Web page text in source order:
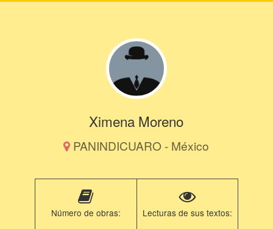
Ximena Moreno
PANINDICUARO - México
Número de obras: Lecturas de sus textos: